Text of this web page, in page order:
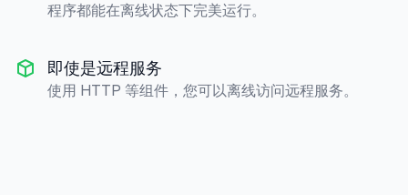
程序都能在离线状态下完美运行。
即使是远程服务
使用 HTTP 等组件，您可以离线访问远程服务。